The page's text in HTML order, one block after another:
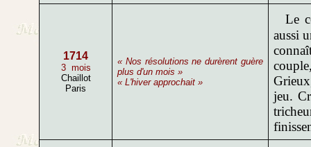
1714
3 mois
Chaillot
Paris
« Nos résolutions ne durèrent guère
plus d'un mois »
« L'hiver approchait »
Le
aussi
jeu.